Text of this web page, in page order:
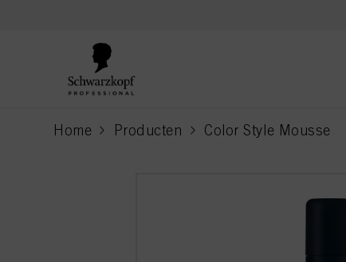
Home Producten Color Style Mousse
current page